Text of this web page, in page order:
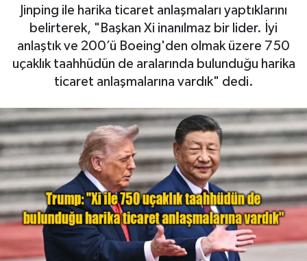
Jinping ile harika ticaret anlaşmaları yaptıklarını
belirterek, "Başkan Xi inanılmaz bir lider. İyi
anlaştık ve 200’ü Boeing'den olmak üzere 750
uçaklık taahhüdün de aralarında bulunduğu harika
ticaret anlaşmalarına vardık" dedi.
Asayiş
Magazin
Spor
Eğitim